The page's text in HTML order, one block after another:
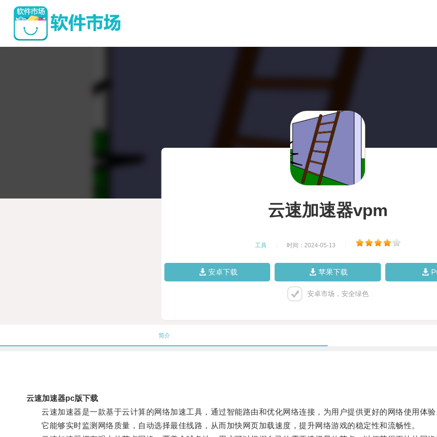
云速加速器vpm
工具 时间：2024-05-13
安卓下载 苹果下载
安卓市场，安全绿色
简介
云速加速器pc版下载
云速加速器是一款基于云计算的网络加速工具，通过智能路由和优化网络连接，为用户提供更好的网络使用体验
它能够实时监测网络质量，自动选择最佳线路，从而加快网页加载速度，提升网络游戏的稳定性和流畅性。